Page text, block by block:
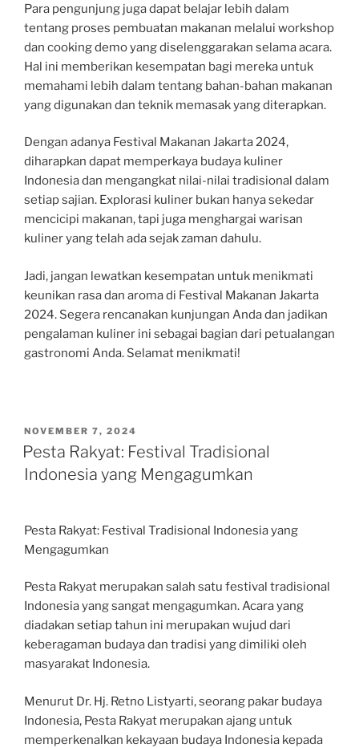
Para pengunjung juga dapat belajar lebih dalam
tentang proses pembuatan makanan melalui workshop
dan cooking demo yang diselenggarakan selama acara.
Hal ini memberikan kesempatan bagi mereka untuk
memahami lebih dalam tentang bahan-bahan makanan
yang digunakan dan teknik memasak yang diterapkan.
Dengan adanya Festival Makanan Jakarta 2024,
diharapkan dapat memperkaya budaya kuliner
Indonesia dan mengangkat nilai-nilai tradisional dalam
setiap sajian. Explorasi kuliner bukan hanya sekedar
mencicipi makanan, tapi juga menghargai warisan
kuliner yang telah ada sejak zaman dahulu.
Jadi, jangan lewatkan kesempatan untuk menikmati
keunikan rasa dan aroma di Festival Makanan Jakarta
2024. Segera rencanakan kunjungan Anda dan jadikan
pengalaman kuliner ini sebagai bagian dari petualangan
gastronomi Anda. Selamat menikmati!
POSTED
ON
NOVEMBER 7, 2024
Pesta Rakyat: Festival Tradisional
Indonesia yang Mengagumkan
Pesta Rakyat: Festival Tradisional Indonesia yang
Mengagumkan
Pesta Rakyat merupakan salah satu festival tradisional
Indonesia yang sangat mengagumkan. Acara yang
diadakan setiap tahun ini merupakan wujud dari
keberagaman budaya dan tradisi yang dimiliki oleh
masyarakat Indonesia.
Menurut Dr. Hj. Retno Listyarti, seorang pakar budaya
Indonesia, Pesta Rakyat merupakan ajang untuk
memperkenalkan kekayaan budaya Indonesia kepada